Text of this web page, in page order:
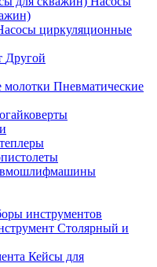
циркуляционные
Другой
Пневматические
инструментов
Столярный и
Кейсы для